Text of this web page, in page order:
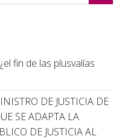
fin de las plusvalías
DE JUSTICIA DE
SE ADAPTA LA
DE JUSTICIA AL